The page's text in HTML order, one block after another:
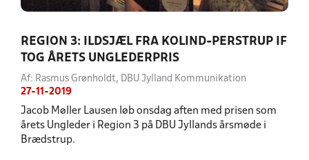
REGION 3: ILDSJÆL FRA KOLIND-PERSTRUP IF
TOG ÅRETS UNGLEDERPRIS
Af: Rasmus Grønholdt, DBU Jylland Kommunikation
27-11-2019
Jacob Møller Lausen løb onsdag aften med prisen som
årets Ungleder i Region 3 på DBU Jyllands årsmøde i
Brædstrup.